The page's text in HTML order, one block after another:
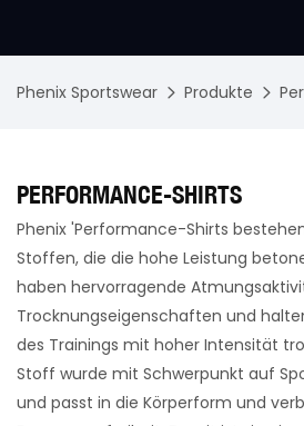
Phenix Sportswear Produkte
PERFORMANCE-SHIRTS
Phenix 'Performance-Shirts
Stoffen, die die hohe Leistung
haben hervorragende
Trocknungseigenschaften und
des Trainings mit hoher Intensität
Stoff wurde mit Schwerpunkt auf
und passt in die Körperform und